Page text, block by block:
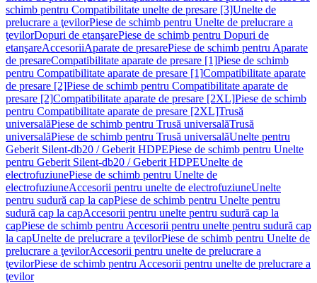
schimb pentru Compatibilitate unelte de presare [3]Unelte de
prelucrare a ţevilorPiese de schimb pentru Unelte de prelucrare a
ţevilorDopuri de etanşarePiese de schimb pentru Dopuri de
etanşareAccesoriiAparate de presarePiese de schimb pentru Aparate
de presareCompatibilitate aparate de presare [1]Piese de schimb
pentru Compatibilitate aparate de presare [1]Compatibilitate aparate
de presare [2]Piese de schimb pentru Compatibilitate aparate de
presare [2]Compatibilitate aparate de presare [2XL]Piese de schimb
pentru Compatibilitate aparate de presare [2XL]Trusă
universalăPiese de schimb pentru Trusă universalăTrusă
universalăPiese de schimb pentru Trusă universalăUnelte pentru
Geberit Silent-db20 / Geberit HDPEPiese de schimb pentru Unelte
pentru Geberit Silent-db20 / Geberit HDPEUnelte de
electrofuziunePiese de schimb pentru Unelte de
electrofuziuneAccesorii pentru unelte de electrofuziuneUnelte
pentru sudură cap la capPiese de schimb pentru Unelte pentru
sudură cap la capAccesorii pentru unelte pentru sudură cap la
capPiese de schimb pentru Accesorii pentru unelte pentru sudură cap
la capUnelte de prelucrare a ţevilorPiese de schimb pentru Unelte de
prelucrare a ţevilorAccesorii pentru unelte de prelucrare a
ţevilorPiese de schimb pentru Accesorii pentru unelte de prelucrare a
ţevilor